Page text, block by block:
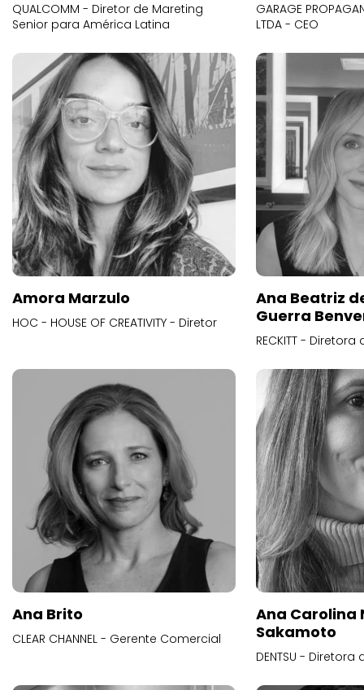
QUALCOMM - Diretor de Mareting
Senior para América Latina
GARAGE
LTDA - CEO
Amora Marzulo
HOC - HOUSE OF CREATIVITY - Diretor
Ana Beatriz
Guerra
RECKITT -
Ana Brito
CLEAR CHANNEL - Gerente Comercial
Ana Carolina
Sakamoto
DENTSU -